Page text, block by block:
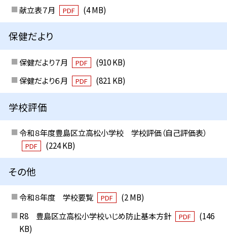
献立表７月 PDF (4 MB)
保健だより
保健だより７月 PDF
(910 KB)
保健だより６月
PDF (821 KB)
学校評価
令和８年度豊島区立高松小学校 学校評価（自己評価表）
PDF (224 KB)
その他
令和８年度 学校要覧 PDF
(2 MB)
R8 豊島区立高松小学校いじめ防止基本方針
PDF
(146
KB)